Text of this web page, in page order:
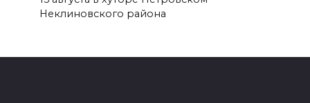
Неклиновского района